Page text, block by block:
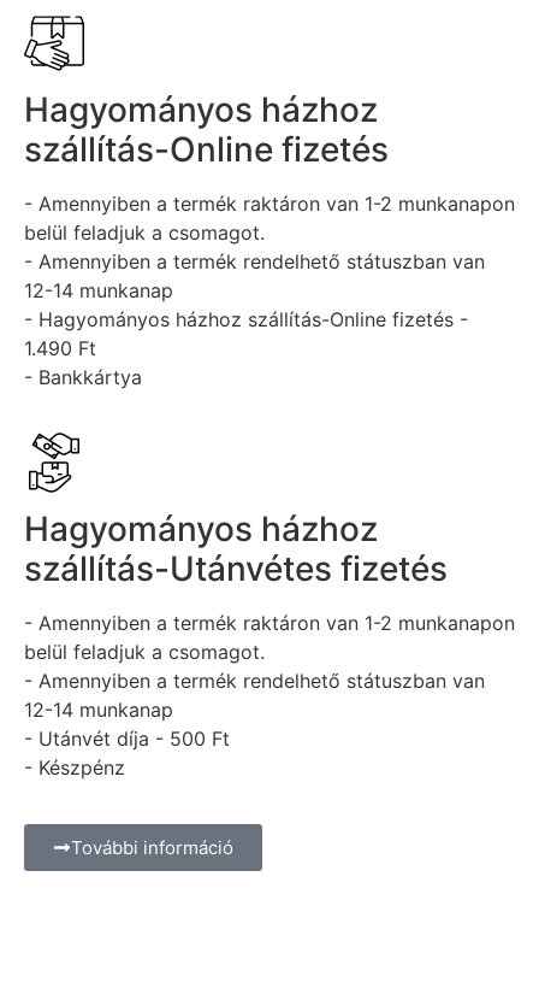
Hagyományos házhoz
szállítás-Online fizetés
- Amennyiben a termék raktáron van 1-2 munkanapon
belül feladjuk a csomagot.
- Amennyiben a termék rendelhető státuszban van
12-14 munkanap
- Hagyományos házhoz szállítás-Online fizetés -
1.490 Ft
- Bankkártya
Hagyományos házhoz
szállítás-Utánvétes fizetés
- Amennyiben a termék raktáron van 1-2 munkanapon
belül feladjuk a csomagot.
- Amennyiben a termék rendelhető státuszban van
12-14 munkanap
- Utánvét díja - 500 Ft
- Készpénz
További információ